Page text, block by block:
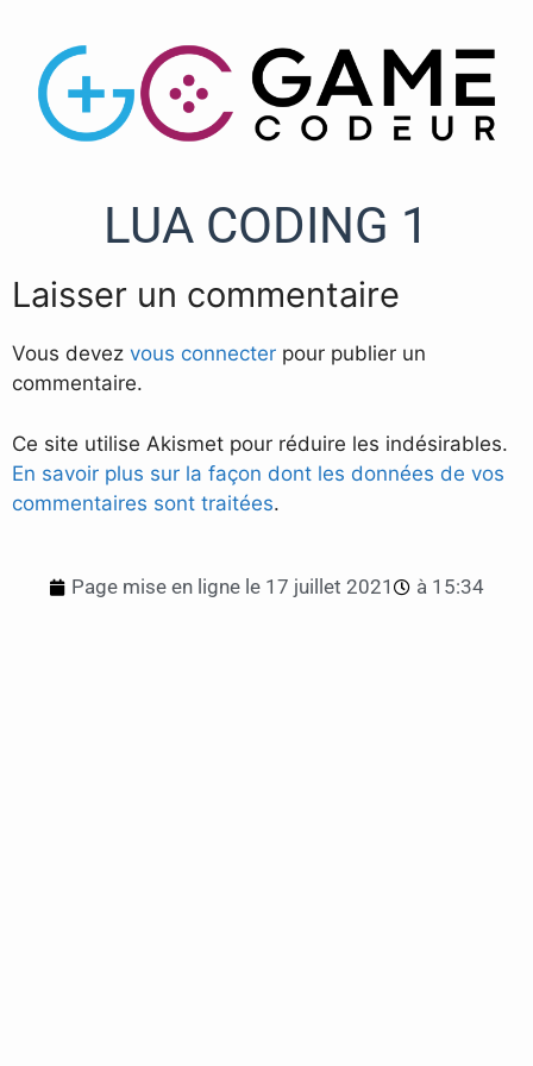
LUA CODING 1
Laisser un commentaire
Vous devez vous connecter pour publier un
commentaire.
Ce site utilise Akismet pour réduire les indésirables.
En savoir plus sur la façon dont les données de vos
commentaires sont traitées.
Page mise en ligne le 17 juillet 2021 à 15:34